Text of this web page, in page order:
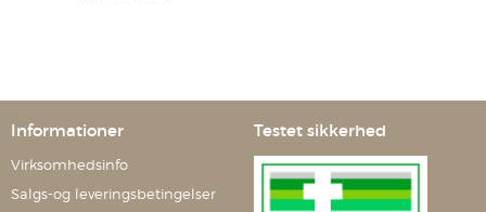
Informationer
Virksomhedsinfo
Salgs-og leveringsbetingelser
Testet sikkerhed